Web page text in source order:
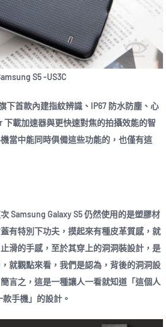
S5 -US3C
下首款內建指紋辨識、IP67 防水防塵、心
下載加速器與更快速對焦的拍攝效能的智
當中能同時俱備這些功能的，也僅有這
Samsung Galaxy S5 仍然使用的是塑膠材
有特別下功夫，摸起來有種皮革質感，就
滑的手感，至於其穿上的洞洞裝設計，是
就觀點來看，我們是認為，背後的洞洞設
言之，這是一種讓人一看就知道「這個人
手機」的設計。